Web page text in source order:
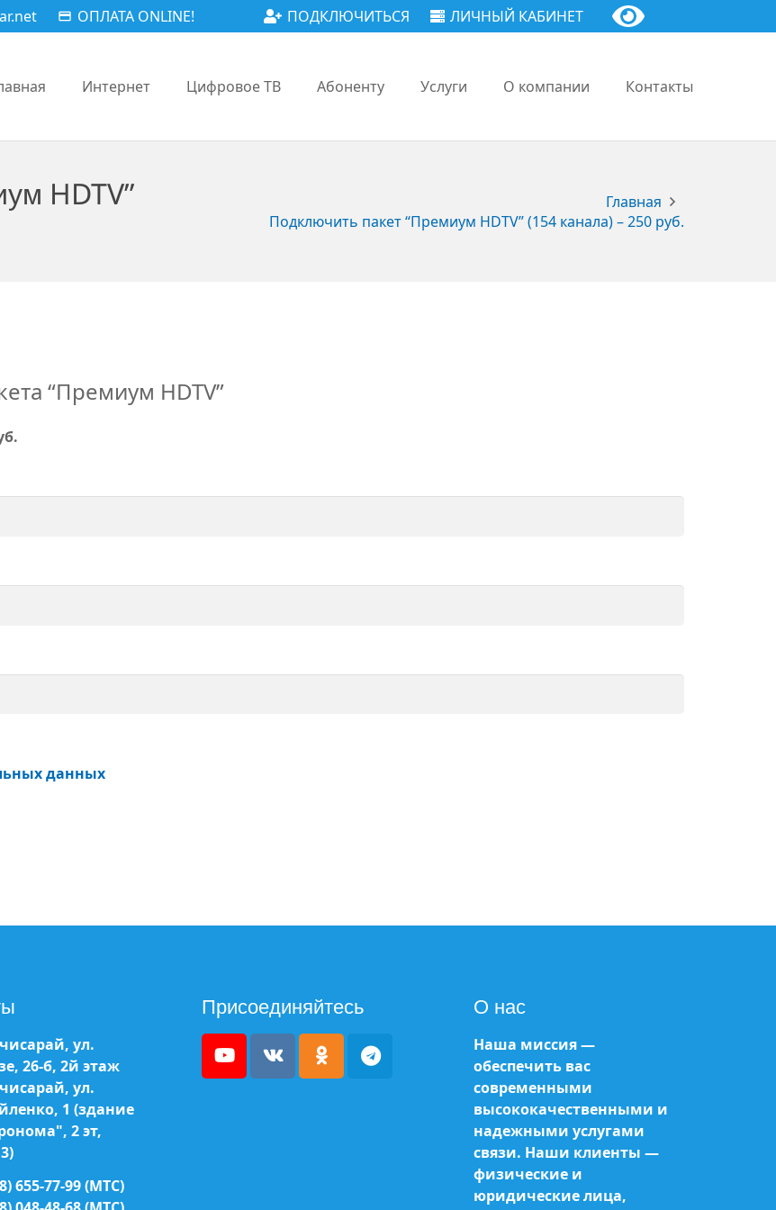
payment ОПЛАТА ONLINE! ПОДКЛЮЧИТЬСЯ ЛИЧНЫЙ КАБИНЕТ
Интернет Цифровое ТВ Абоненту Услуги О компании Контакты
HDTV”
Главная
Подключить пакет “Премиум HDTV” (154 канала) – 250 руб.
“Премиум HDTV”
данных
ул.
26-б, 2й этаж
ул.
1 (здание
2 эт,
655-77-99 (МТС)
Присоединяйтесь О нас
Наша миссия —
обеспечить вас
современными
высококачественными и
надежными услугами
связи. Наши клиенты —
физические и
юридические лица,